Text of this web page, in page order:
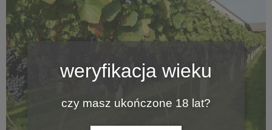
weryfikacja wieku
czy masz ukończone 18 lat?